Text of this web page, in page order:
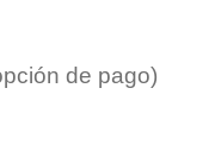
de pago)